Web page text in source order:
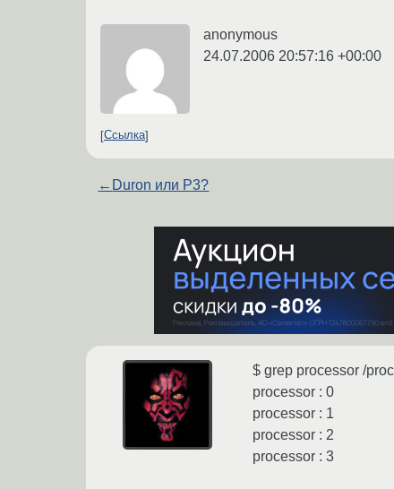
anonymous
24.07.2006 20:57:16 +00:00
Ссылка
← Duron или P3?
$ grep processor /
processor : 0
processor : 1
processor : 2
processor : 3